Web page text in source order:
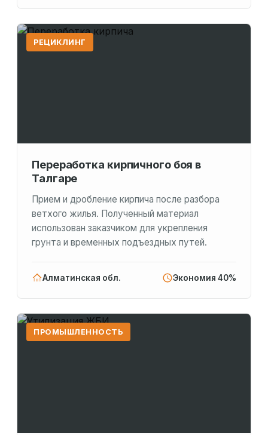
РЕЦИКЛИНГ
Переработка кирпичного боя в
Талгаре
Прием и дробление кирпича после разбора
ветхого жилья. Полученный материал
использован заказчиком для укрепления
грунта и временных подъездных путей.
Алматинская обл. Экономия 40%
ПРОМЫШЛЕННОСТЬ